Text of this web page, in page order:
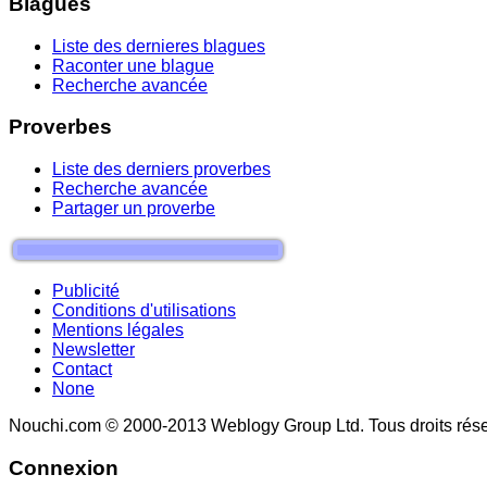
Liste des dernieres blagues
Raconter une blague
Recherche avancée
Proverbes
Liste des derniers proverbes
Recherche avancée
Partager un proverbe
Publicité
Conditions d'utilisations
Mentions légales
Newsletter
Contact
None
Nouchi.com © 2000-2013 Weblogy Group Ltd. Tous droits
Connexion